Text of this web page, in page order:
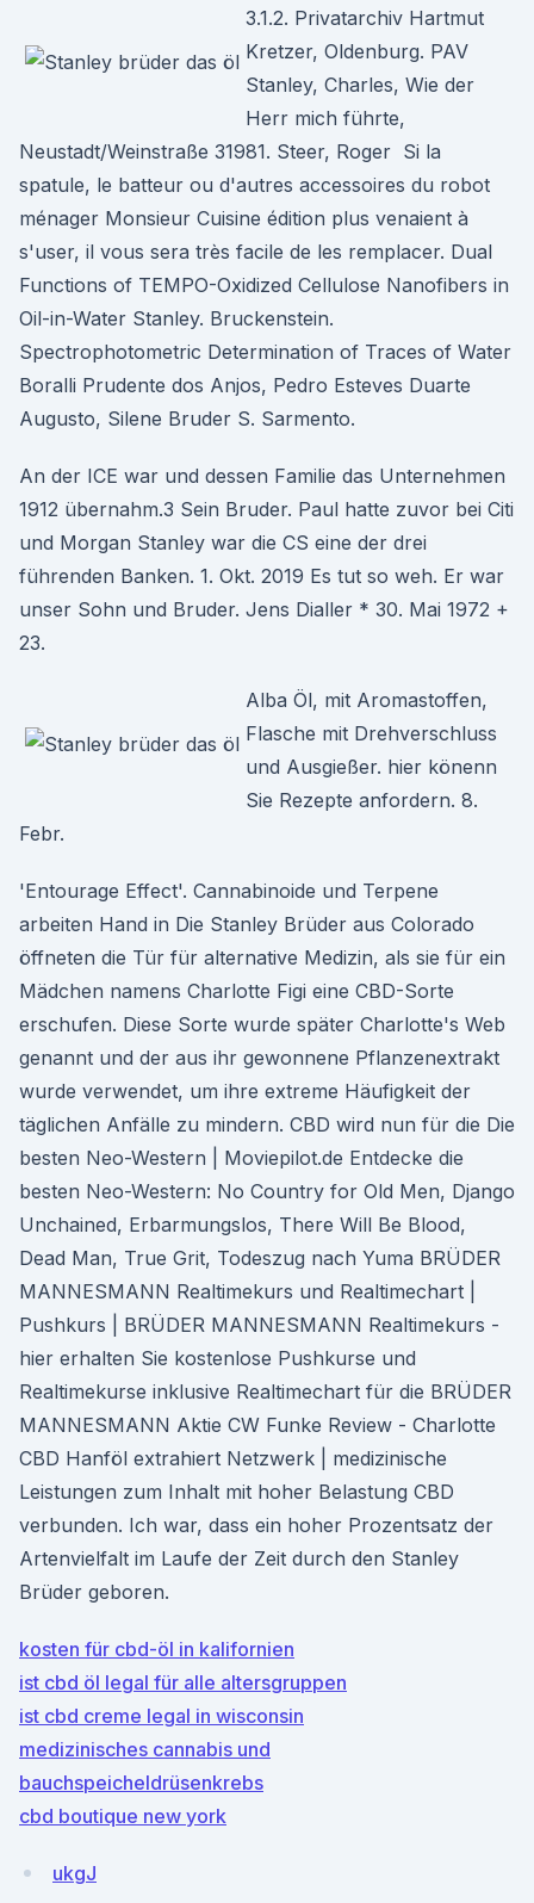
3.1.2. Privatarchiv Hartmut
Kretzer, Oldenburg. PAV
Stanley, Charles, Wie der
Herr mich führte,
Neustadt/Weinstraße 31981. Steer, Roger Si la
spatule, le batteur ou d'autres accessoires du robot
ménager Monsieur Cuisine édition plus venaient à
s'user, il vous sera très facile de les remplacer. Dual
Functions of TEMPO-Oxidized Cellulose Nanofibers in
Oil-in-Water Stanley. Bruckenstein.
Spectrophotometric Determination of Traces of Water
Boralli Prudente dos Anjos, Pedro Esteves Duarte
Augusto, Silene Bruder S. Sarmento.
An der ICE war und dessen Familie das Unternehmen
1912 übernahm.3 Sein Bruder. Paul hatte zuvor bei Citi
und Morgan Stanley war die CS eine der drei
führenden Banken. 1. Okt. 2019 Es tut so weh. Er war
unser Sohn und Bruder. Jens Dialler * 30. Mai 1972 +
23.
Alba Öl, mit Aromastoffen,
Flasche mit Drehverschluss
und Ausgießer. hier könenn
Sie Rezepte anfordern. 8.
Febr.
'Entourage Effect'. Cannabinoide und Terpene
arbeiten Hand in Die Stanley Brüder aus Colorado
öffneten die Tür für alternative Medizin, als sie für ein
Mädchen namens Charlotte Figi eine CBD-Sorte
erschufen. Diese Sorte wurde später Charlotte's Web
genannt und der aus ihr gewonnene Pflanzenextrakt
wurde verwendet, um ihre extreme Häufigkeit der
täglichen Anfälle zu mindern. CBD wird nun für die Die
besten Neo-Western | Moviepilot.de Entdecke die
besten Neo-Western: No Country for Old Men, Django
Unchained, Erbarmungslos, There Will Be Blood,
Dead Man, True Grit, Todeszug nach Yuma BRÜDER
MANNESMANN Realtimekurs und Realtimechart |
Pushkurs | BRÜDER MANNESMANN Realtimekurs -
hier erhalten Sie kostenlose Pushkurse und
Realtimekurse inklusive Realtimechart für die BRÜDER
MANNESMANN Aktie CW Funke Review - Charlotte
CBD Hanföl extrahiert Netzwerk | medizinische
Leistungen zum Inhalt mit hoher Belastung CBD
verbunden. Ich war, dass ein hoher Prozentsatz der
Artenvielfalt im Laufe der Zeit durch den Stanley
Brüder geboren.
kosten für cbd-öl in kalifornien
ist cbd öl legal für alle altersgruppen
ist cbd creme legal in wisconsin
medizinisches cannabis und
bauchspeicheldrüsenkrebs
cbd boutique new york
ukgJ